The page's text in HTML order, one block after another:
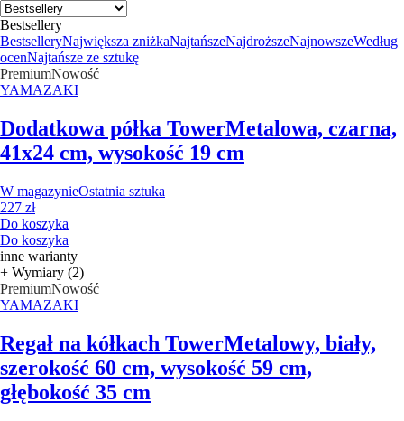
Bestsellery
BestselleryNajwiększa zniżkaNajtańszeNajdroższeNajnowszeWedług
ocenNajtańsze ze sztukę
PremiumNowość
YAMAZAKI
Dodatkowa półka TowerMetalowa, czarna,
41x24 cm, wysokość 19 cm
W magazynieOstatnia sztuka
227 zł
Do koszyka
Do koszyka
inne warianty
+ Wymiary (2)
PremiumNowość
YAMAZAKI
Regał na kółkach TowerMetalowy, biały,
szerokość 60 cm, wysokość 59 cm,
głębokość 35 cm